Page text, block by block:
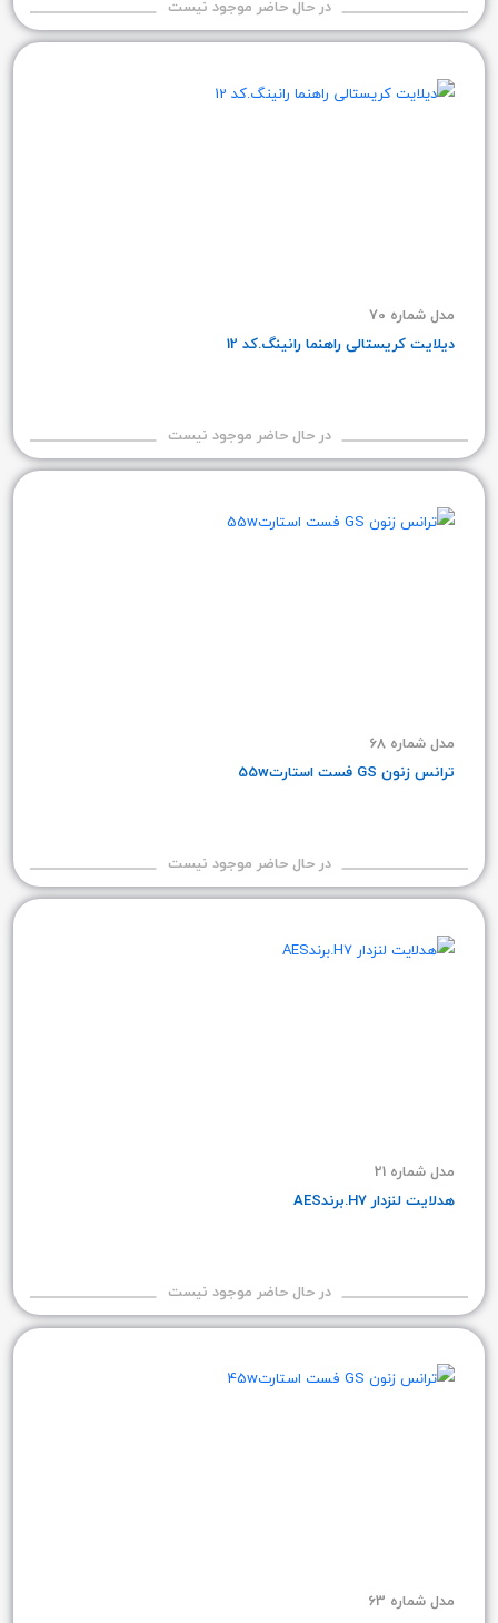
در حال حاضر موجود نیست
مدل شماره 70
دیلایت کریستالی راهنما رانینگ.کد 12
در حال حاضر موجود نیست
مدل شماره 68
ترانس زنون GS فست استارت55w
در حال حاضر موجود نیست
مدل شماره 21
هدلایت لنزدار H7.برندAES
در حال حاضر موجود نیست
مدل شماره 63